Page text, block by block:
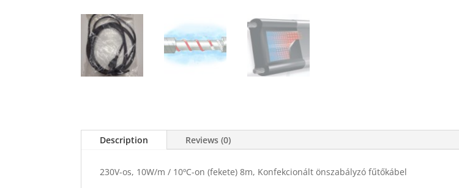
Description Reviews (0)
230V-os, 10W/m / 10ºC-on (fekete) 8m, Konfekcionált önszabályzó fűtőkábel